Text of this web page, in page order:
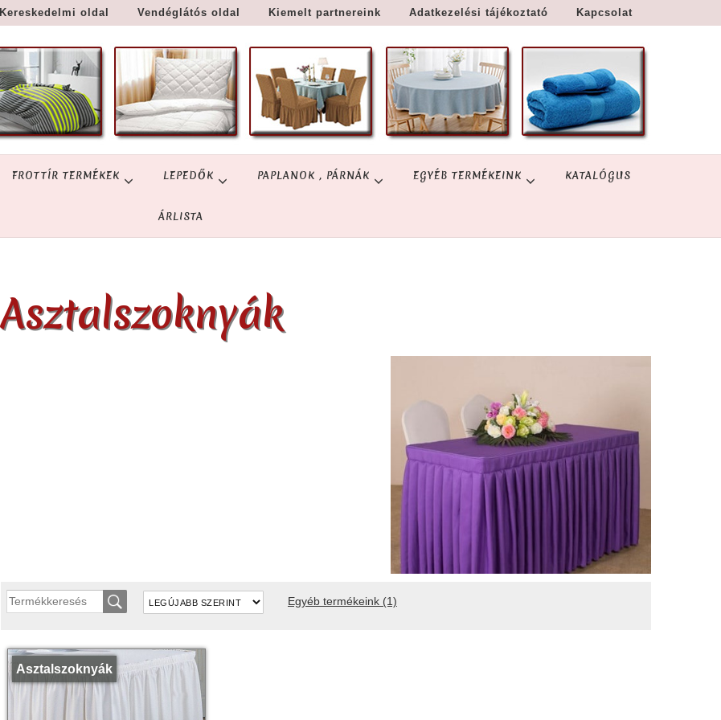
Kereskedelmi oldal Vendéglátós oldal Kiemelt partnereink Adatkezelési tájékoztató Kapcsolat
FROTTÍR TERMÉKEK LEPEDŐK PAPLANOK , PÁRNÁK EGYÉB TERMÉKEINK KATALÓGUS
ÁRLISTA
Asztalszoknyák
Egyéb termékeink (1)
Asztalszoknyák